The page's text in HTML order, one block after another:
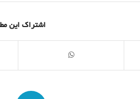
اشتراک این